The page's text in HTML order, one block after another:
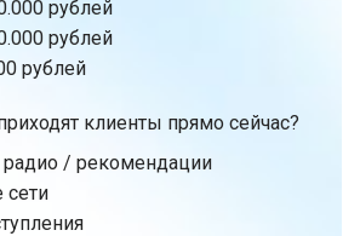
рублей
рублей
рублей
клиенты прямо сейчас?
/ рекомендации